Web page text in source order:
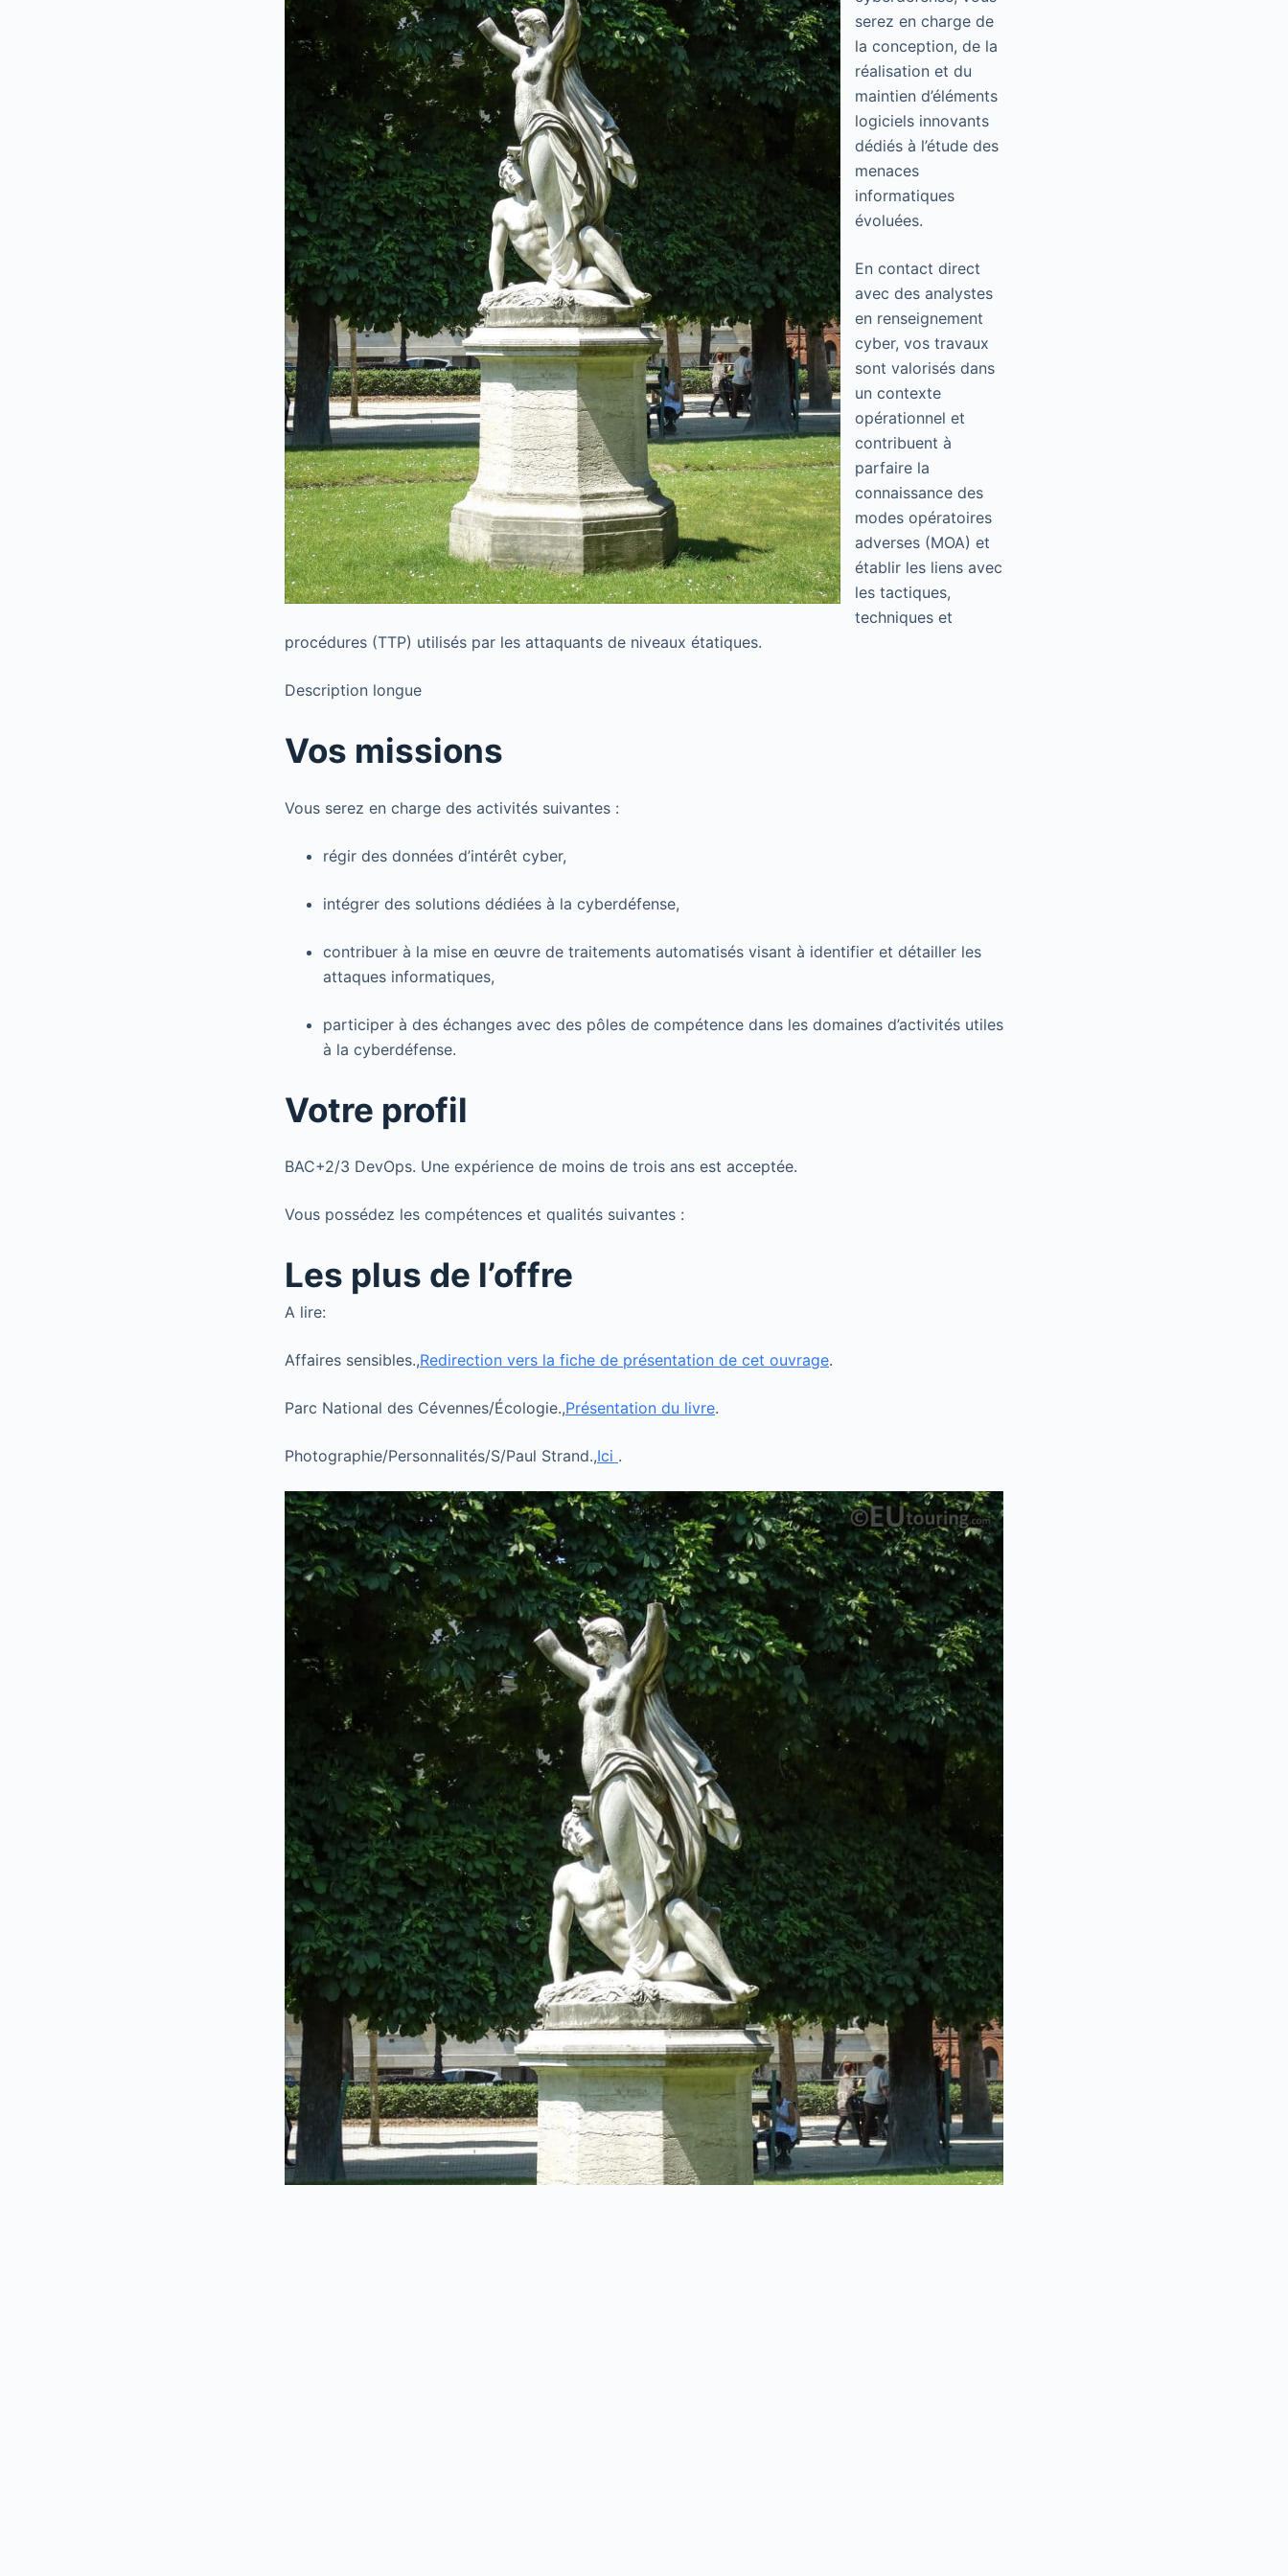
serez en charge de
la conception, de la
réalisation et du
maintien d’éléments
logiciels innovants
dédiés à l’étude des
menaces
informatiques
évoluées.
En contact direct
avec des analystes
en renseignement
cyber, vos travaux
sont valorisés dans
un contexte
opérationnel et
contribuent à
parfaire la
connaissance des
modes opératoires
adverses (MOA) et
établir les liens avec
les tactiques,
techniques et
procédures (TTP) utilisés par les attaquants de niveaux étatiques.
Description longue
Vos missions
Vous serez en charge des activités suivantes :
régir des données d’intérêt cyber,
intégrer des solutions dédiées à la cyberdéfense,
contribuer à la mise en œuvre de traitements automatisés visant à identifier et détailler les
attaques informatiques,
participer à des échanges avec des pôles de compétence dans les domaines d’activités utiles
à la cyberdéfense.
Votre profil
BAC+2/3 DevOps. Une expérience de moins de trois ans est acceptée.
Vous possédez les compétences et qualités suivantes :
Les plus de l’offre
A lire:
Affaires sensibles.,Redirection vers la fiche de présentation de cet ouvrage.
Parc National des Cévennes/Écologie.,Présentation du livre.
Photographie/Personnalités/S/Paul Strand.,Ici .